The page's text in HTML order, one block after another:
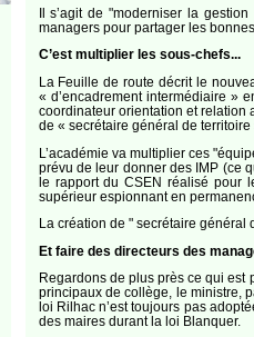
Il s’agit de "moderniser la
managers pour partager les
C’est multiplier les sous-chefs...
La Feuille de route décrit le
« d’encadrement intermédiaire »
coordinateur orientation et relation
de « secrétaire général de
L’académie va multiplier ces
prévu de leur donner des IMP (ce
le rapport du CSEN réalisé pour
supérieur espionnant en
La création de " secrétaire
Et faire des directeurs des
Regardons de plus près ce qui est
principaux de collège, le ministre,
loi Rilhac n’est toujours pas
des maires durant la loi Blanquer.